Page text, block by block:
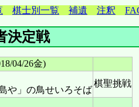
棋士別一覧 補遺 注釈
決定戦
04/26金)
や」の鳥せいろそば
棋聖挑戦